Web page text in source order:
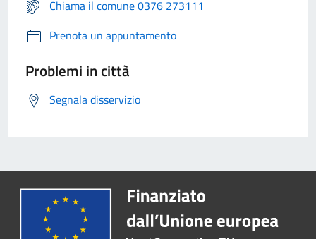
Chiama il comune 0376 273111
Prenota un appuntamento
Problemi in città
Segnala disservizio